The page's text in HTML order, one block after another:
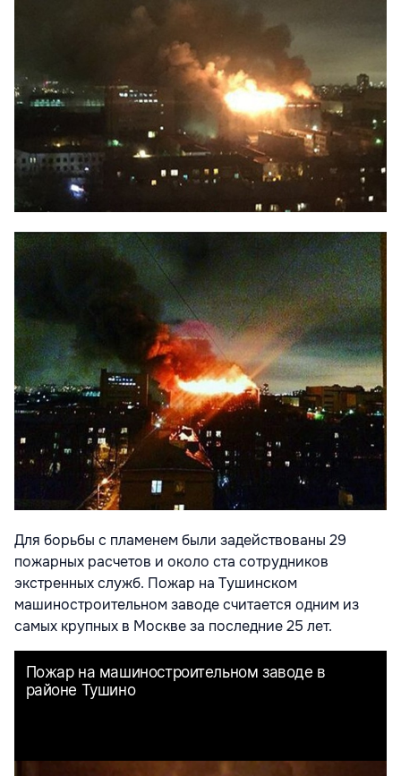
Для борьбы с пламенем были задействованы 29
пожарных расчетов и около ста сотрудников
экстренных служб. Пожар на Тушинском
машиностроительном заводе считается одним из
самых крупных в Москве за последние 25 лет.